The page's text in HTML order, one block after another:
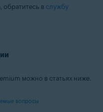
обратитесь в службу
можно в статьях ниже.
вопросы